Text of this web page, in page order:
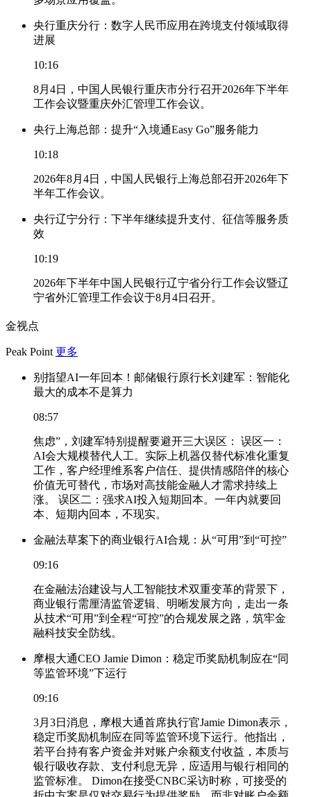
央行重庆分行：数字人民币应用在跨境支付领域取得
进展
10:16
8月4日，中国人民银行重庆市分行召开2026年下半年
工作会议暨重庆外汇管理工作会议。
央行上海总部：提升“入境通Easy Go”服务能力
10:18
2026年8月4日，中国人民银行上海总部召开2026年下
半年工作会议。
央行辽宁分行：下半年继续提升支付、征信等服务质
效
10:19
2026年下半年中国人民银行辽宁省分行工作会议暨辽
宁省外汇管理工作会议于8月4日召开。
金视点
Peak Point 更多
别指望AI一年回本！邮储银行原行长刘建军：智能化
最大的成本不是算力
08:57
焦虑”，刘建军特别提醒要避开三大误区： 误区一：
AI会大规模替代人工。实际上机器仅替代标准化重复
工作，客户经理维系客户信任、提供情感陪伴的核心
价值无可替代，市场对高技能金融人才需求持续上
涨。 误区二：强求AI投入短期回本。一年内就要回
本、短期内回本，不现实。
金融法草案下的商业银行AI合规：从“可用”到“可控”
09:16
在金融法治建设与人工智能技术双重变革的背景下，
商业银行需厘清监管逻辑、明晰发展方向，走出一条
从技术“可用”到全程“可控”的合规发展之路，筑牢金
融科技安全防线。
摩根大通CEO Jamie Dimon：稳定币奖励机制应在“同
等监管环境”下运行
09:16
3月3日消息，摩根大通首席执行官Jamie Dimon表示，
稳定币奖励机制应在同等监管环境下运行。他指出，
若平台持有客户资金并对账户余额支付收益，本质与
银行吸收存款、支付利息无异，应适用与银行相同的
监管标准。 Dimon在接受CNBC采访时称，可接受的